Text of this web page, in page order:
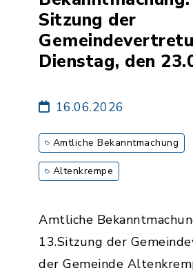
Sitzung der
Dienstag, den
16.06.2026
Amtliche Bekanntmachung
Altenkrempe
Amtliche
13.Sitzung der
der Gemeinde